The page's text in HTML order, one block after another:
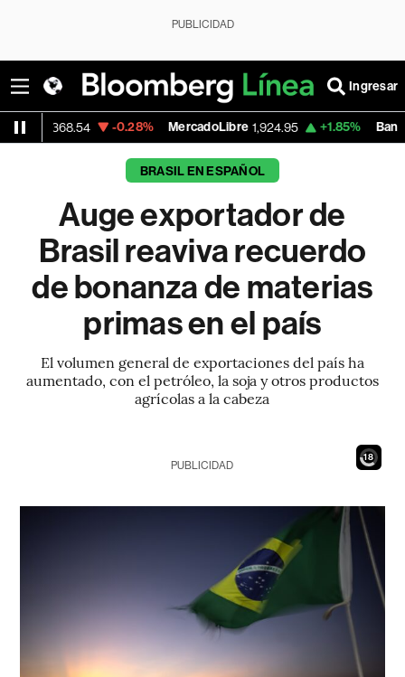
PUBLICIDAD
Ingresar
-0.28% MercadoLibre 1,924.95 +1.85% Banco de Bogota
BRASIL EN ESPAÑOL
Auge exportador de
Brasil reaviva recuerdo
de bonanza de materias
primas en el país
El volumen general de exportaciones del país ha
aumentado, con el petróleo, la soja y otros productos
agrícolas a la cabeza
16
PUBLICIDAD